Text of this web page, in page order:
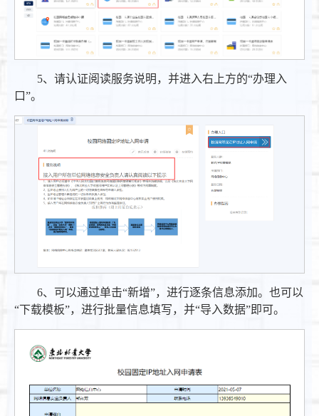
5、请认证阅读服务说明，并进入右上方的“办理入
口”。
6、可以通过单击“新增”，进行逐条信息添加。也可以
“下载模板”，进行批量信息填写，并“导入数据”即可。